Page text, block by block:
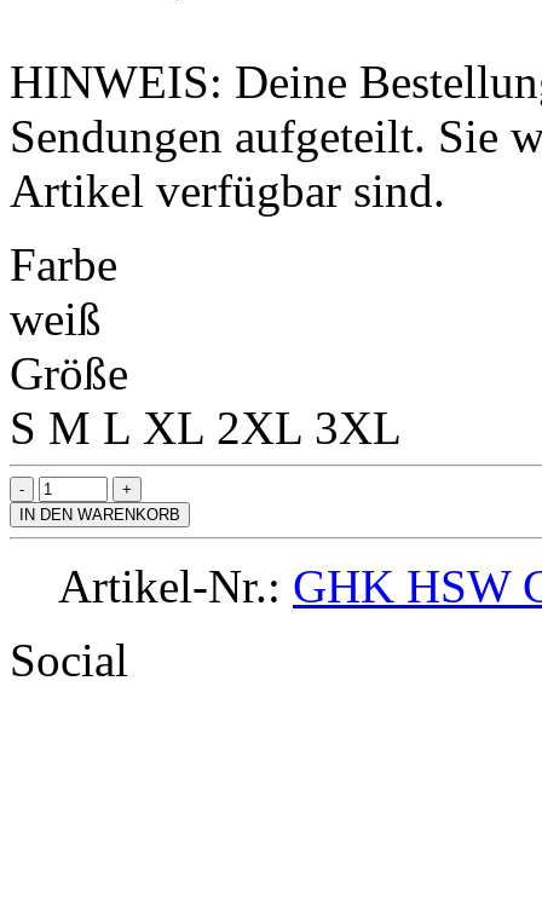
HINWEIS: Deine
Sendungen aufgeteilt. Sie
Artikel verfügbar sind.
Farbe
weiß
Größe
S M L XL 2XL 3XL
IN DEN WARENKORB
Artikel-Nr.: GHK HSW
Social